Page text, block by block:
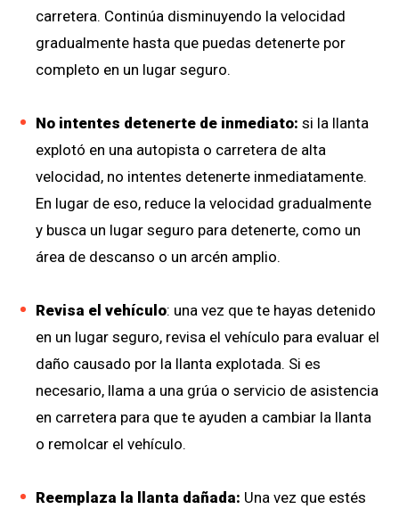
carretera. Continúa disminuyendo la velocidad
gradualmente hasta que puedas detenerte por
completo en un lugar seguro.
No intentes detenerte de inmediato: si la llanta
explotó en una autopista o carretera de alta
velocidad, no intentes detenerte inmediatamente.
En lugar de eso, reduce la velocidad gradualmente
y busca un lugar seguro para detenerte, como un
área de descanso o un arcén amplio.
Revisa el vehículo: una vez que te hayas detenido
en un lugar seguro, revisa el vehículo para evaluar el
daño causado por la llanta explotada. Si es
necesario, llama a una grúa o servicio de asistencia
en carretera para que te ayuden a cambiar la llanta
o remolcar el vehículo.
Reemplaza la llanta dañada: Una vez que estés